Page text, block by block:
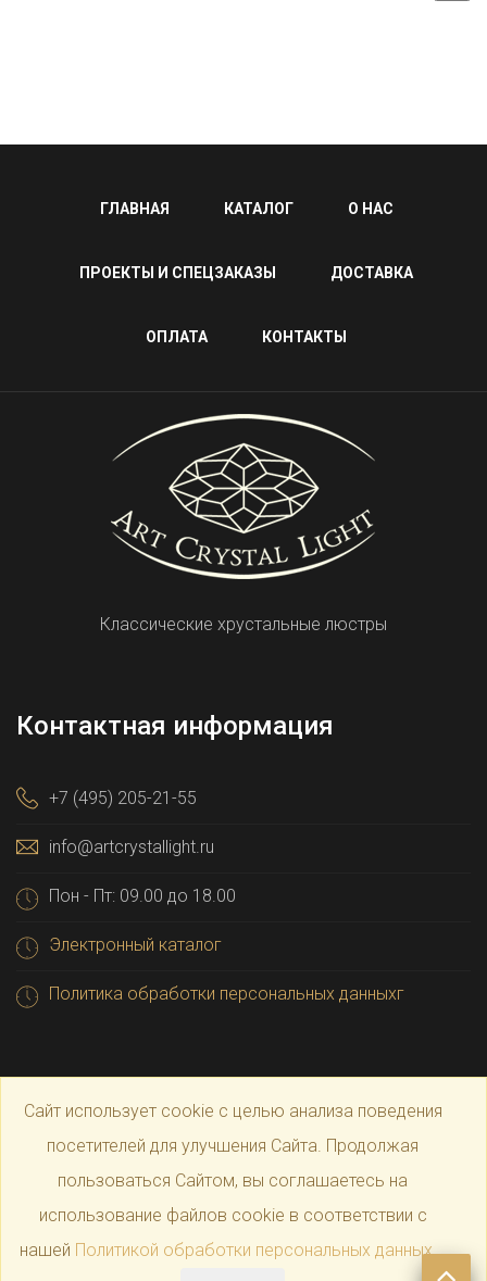
ГЛАВНАЯ КАТАЛОГ О НАС
ПРОЕКТЫ И СПЕЦЗАКАЗЫ ДОСТАВКА
ОПЛАТА КОНТАКТЫ
Классические хрустальные люстры
Контактная информация
+7 (495) 205-21-55
info@artcrystallight.ru
Пон - Пт: 09.00 до 18.00
Электронный каталог
Политика обработки персональных данныхг
Crystal Light
Сайт использует cookie с целью анализа поведения
посетителей для улучшения Сайта. Продолжая
пользоваться Сайтом, вы соглашаетесь на
использование файлов cookie в соответствии с
нашей Политикой обработки персональных данных.